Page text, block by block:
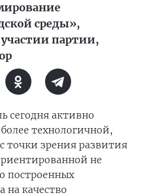
среды»,
партии,
сегодня активно
технологичной,
точки зрения развития
не
построенных
на качество